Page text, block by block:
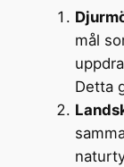
mål
Detta